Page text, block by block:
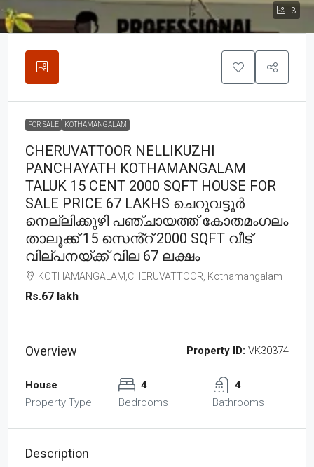
3
FOR SALE KOTHAMANGALAM
CHERUVATTOOR NELLIKUZHI
PANCHAYATH KOTHAMANGALAM
TALUK 15 CENT 2000 SQFT HOUSE FOR
SALE PRICE 67 LAKHS ചെറുവട്ടൂർ
നെല്ലിക്കുഴി പഞ്ചായത്ത് കോതമംഗലം
താലൂക്ക് 15 സെൻ്റ് 2000 SQFT വീട്
വില്പനയ്ക്ക് വില 67 ലക്ഷം
KOTHAMANGALAM,CHERUVATTOOR, Kothamangalam
Rs.67 lakh
Overview Property ID: VK30374
House
Property Type
4
Bedrooms
4
Bathrooms
Description